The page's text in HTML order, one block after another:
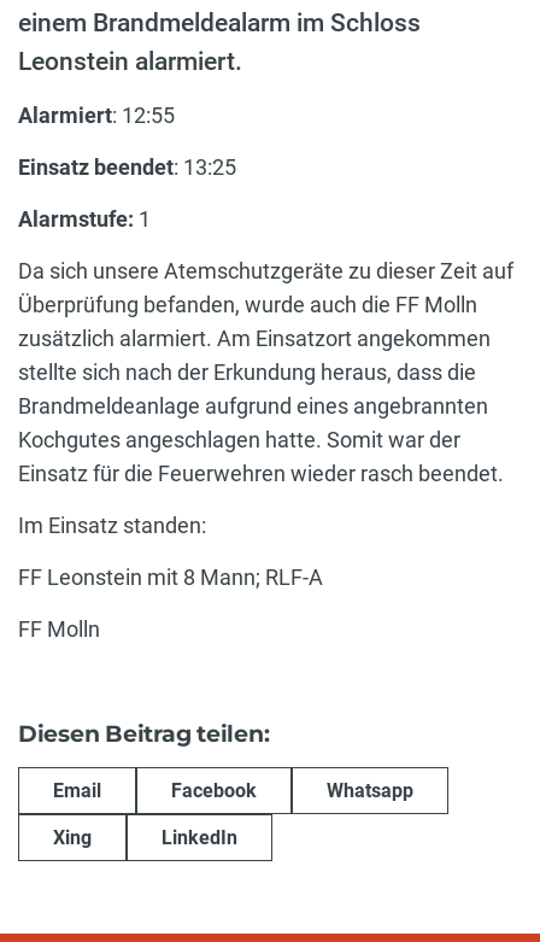
einem Brandmeldealarm im Schloss
Leonstein alarmiert.
Alarmiert: 12:55
Einsatz beendet: 13:25
Alarmstufe: 1
Da sich unsere Atemschutzgeräte zu dieser Zeit auf
Überprüfung befanden, wurde auch die FF Molln
zusätzlich alarmiert. Am Einsatzort angekommen
stellte sich nach der Erkundung heraus, dass die
Brandmeldeanlage aufgrund eines angebrannten
Kochgutes angeschlagen hatte. Somit war der
Einsatz für die Feuerwehren wieder rasch beendet.
Im Einsatz standen:
FF Leonstein mit 8 Mann; RLF-A
FF Molln
Diesen Beitrag teilen:
Email Facebook Whatsapp
Xing LinkedIn